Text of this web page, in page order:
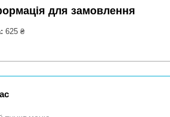
для замовлення
625 ₴